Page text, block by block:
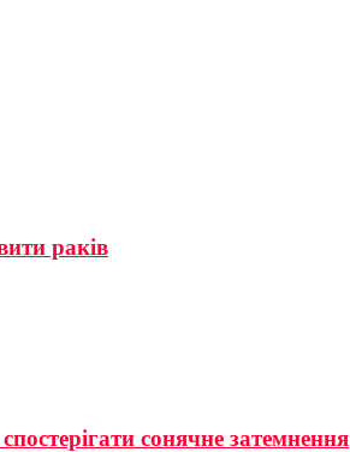
раків
сонячне затемнення